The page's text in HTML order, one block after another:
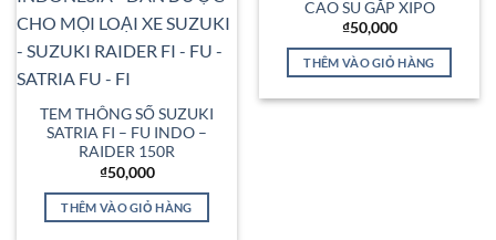
Add to
Wishlist
TEM THÔNG SỐ SUZUKI
SATRIA FI – FU INDO –
RAIDER 150R
₫50,000
THÊM VÀO GIỎ HÀNG
Add to
CAO SU GẮP XIPO
₫50,000
THÊM VÀO GIỎ HÀNG